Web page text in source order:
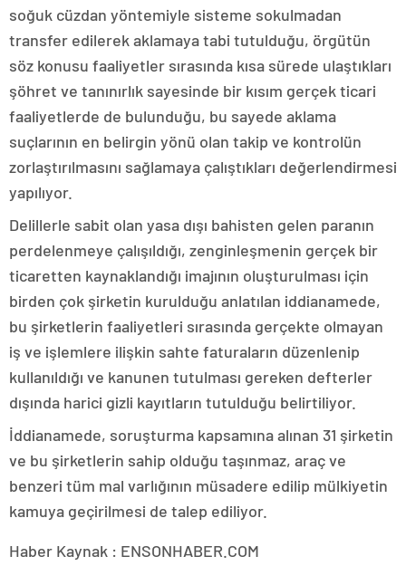
soğuk cüzdan yöntemiyle sisteme sokulmadan
transfer edilerek aklamaya tabi tutulduğu, örgütün
söz konusu faaliyetler sırasında kısa sürede ulaştıkları
şöhret ve tanınırlık sayesinde bir kısım gerçek ticari
faaliyetlerde de bulunduğu, bu sayede aklama
suçlarının en belirgin yönü olan takip ve kontrolün
zorlaştırılmasını sağlamaya çalıştıkları değerlendirmesi
yapılıyor.
Delillerle sabit olan yasa dışı bahisten gelen paranın
perdelenmeye çalışıldığı, zenginleşmenin gerçek bir
ticaretten kaynaklandığı imajının oluşturulması için
birden çok şirketin kurulduğu anlatılan iddianamede,
bu şirketlerin faaliyetleri sırasında gerçekte olmayan
iş ve işlemlere ilişkin sahte faturaların düzenlenip
kullanıldığı ve kanunen tutulması gereken defterler
dışında harici gizli kayıtların tutulduğu belirtiliyor.
İddianamede, soruşturma kapsamına alınan 31 şirketin
ve bu şirketlerin sahip olduğu taşınmaz, araç ve
benzeri tüm mal varlığının müsadere edilip mülkiyetin
kamuya geçirilmesi de talep ediliyor.
Haber Kaynak : ENSONHABER.COM